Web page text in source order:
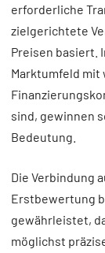
erforderliche
zielgerichtete
Preisen basiert.
Marktumfeld mit
sind, gewinnen
Bedeutung.
Die Verbindung
Erstbewertung
gewährleistet,
möglichst